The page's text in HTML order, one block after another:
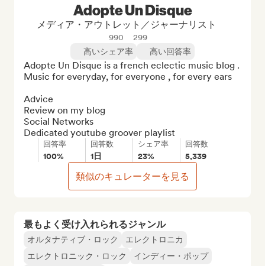
最もよく受け入れられるジャンル
オルタナティブ・ロック
エレクトロニカ
エレクトロニック・ロック
インディー・ポップ
Adopte Un Disque
メディア・アウトレット／ジャーナリスト
990
299
高いシェア率
高い回答率
Adopte Un Disque is a french eclectic music blog .
Music for everyday, for everyone , for every ears
Advice
Review on my blog
Social Networks
Dedicated youtube groover playlist
回答率
100%
回答数
1日
シェア率
23%
回答数
5,339
類似のキュレーターを見る